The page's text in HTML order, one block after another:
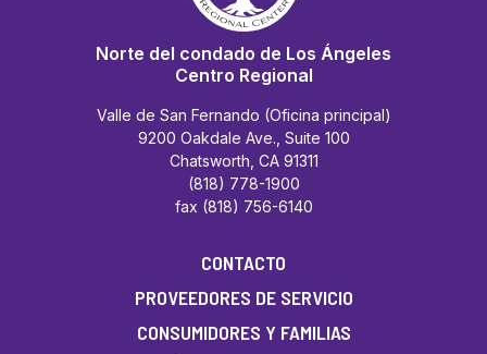
Norte del condado de Los Ángeles
Centro Regional
Valle de San Fernando (Oficina principal)
9200 Oakdale Ave., Suite 100
Chatsworth, CA 91311
(818) 778-1900
fax (818) 756-6140
CONTACTO
PROVEEDORES DE SERVICIO
CONSUMIDORES Y FAMILIAS